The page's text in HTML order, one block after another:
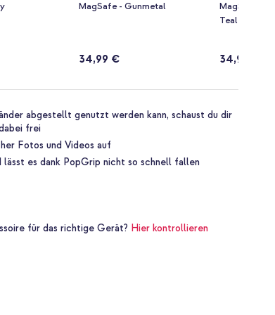
MagSafe - Gunmetal
34,99 €
MagSafe -
Teal
34,99 €
abgestellt genutzt werden kann, schaust du dir
frei
Fotos und Videos auf
es dank PopGrip nicht so schnell fallen
für das richtige Gerät? Hier kontrollieren